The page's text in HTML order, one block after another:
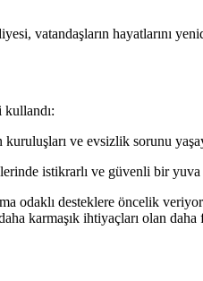
vatandaşların hayatlarını
kuruluşları ve evsizlik sorunu
istikrarlı ve güvenli bir yuva
odaklı desteklere öncelik
karmaşık ihtiyaçları olan daha